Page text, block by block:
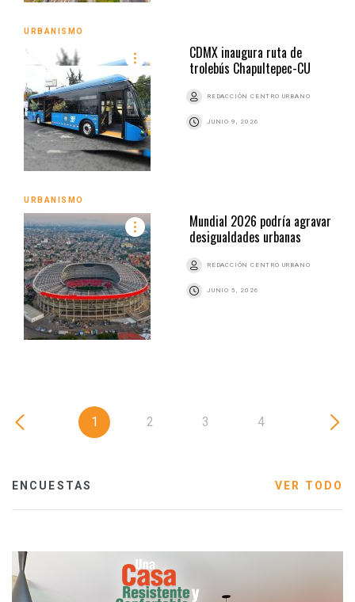
URBANISMO
CDMX inaugura ruta de
trolebús Chapultepec-CU
REDACCIÓN CENTRO URBANO
JUNIO 9, 2026
URBANISMO
Mundial 2026 podría agravar
desigualdades urbanas
REDACCIÓN CENTRO URBANO
JUNIO 5, 2026
1 2 3 4
ENCUESTAS VER TODO